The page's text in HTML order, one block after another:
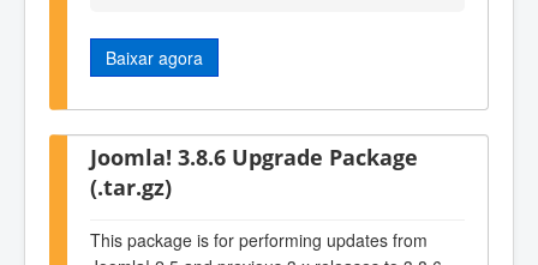
Baixar agora
Joomla! 3.8.6 Upgrade Package
(.tar.gz)
This package is for performing updates from